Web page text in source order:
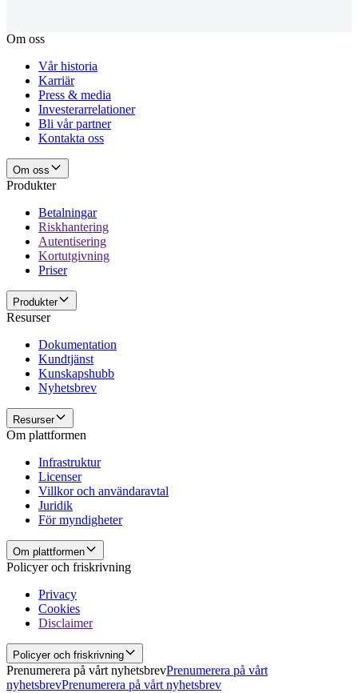
Om oss
Vår historia
Karriär
Press & media
Investerarrelationer
Bli vår partner
Kontakta oss
Om oss
Produkter
Betalningar
Riskhantering
Autentisering
Kortutgivning
Priser
Produkter
Resurser
Dokumentation
Kundtjänst
Kunskapshubb
Nyhetsbrev
Resurser
Om plattformen
Infrastruktur
Licenser
Villkor och användaravtal
Juridik
För myndigheter
Om plattformen
Policyer och friskrivning
Privacy
Cookies
Disclaimer
Policyer och friskrivning
Prenumerera på vårt nyhetsbrevPrenumerera på vårt
nyhetsbrevPrenumerera på vårt nyhetsbrev